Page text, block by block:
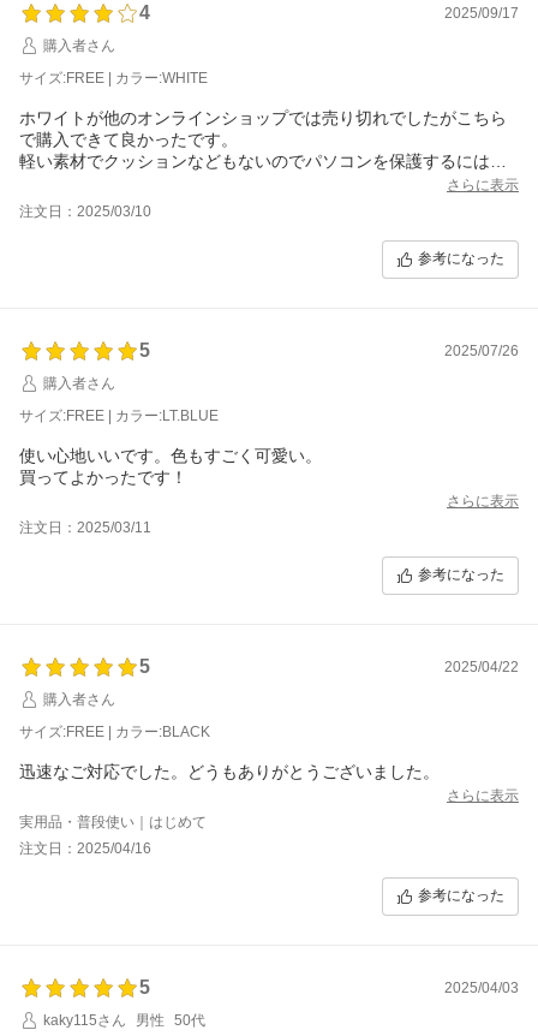
4
2025/09/17
購入者さん
サイズ:FREE | カラー:WHITE
ホワイトが他のオンラインショップでは売り切れでしたがこちら
で購入できて良かったです。
軽い素材でクッションなどもないのでパソコンを保護するには不
十分ですが、デザインが可愛いし、直にバッグに入れるよりは安
全なので買って良かったです。
さらに表示
注文日：2025/03/10
参考になった
5
2025/07/26
購入者さん
サイズ:FREE | カラー:LT.BLUE
使い心地いいです。色もすごく可愛い。
買ってよかったです！
さらに表示
注文日：2025/03/11
参考になった
5
2025/04/22
購入者さん
サイズ:FREE | カラー:BLACK
迅速なご対応でした。どうもありがとうございました。
さらに表示
実用品・普段使い｜はじめて
注文日：2025/04/16
参考になった
5
2025/04/03
kaky115さん
男性 50代